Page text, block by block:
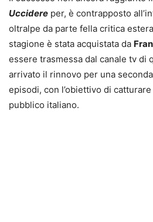
Uccidere per, è contrapposto
oltralpe da parte fella critica
stagione è stata acquistata da
essere trasmessa dal canale tv di
arrivato il rinnovo per una
episodi, con l’obiettivo di
pubblico italiano.